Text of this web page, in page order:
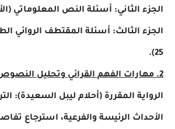
الجزء الثاني: أسئلة النص المعلوماتي
25).
2. مهارات الفهم القرائي وتحليل النصوص
الرواية المقررة (أحلام ليبل السعيدة):
الأحداث الرئيسة والفرعية، استرجاع